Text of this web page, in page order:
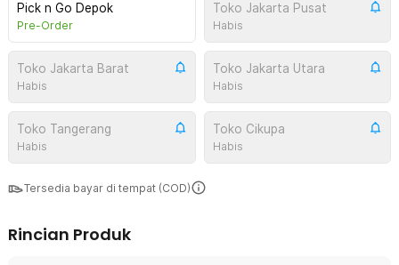
Pick n Go Depok
Pre-Order
Toko Jakarta Pusat
Habis
Toko Jakarta Barat
Habis
Toko Jakarta Utara
Habis
Toko Tangerang
Habis
Toko Cikupa
Habis
Tersedia bayar di tempat (COD)
Rincian Produk